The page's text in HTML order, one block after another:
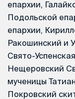
епархии,
Подольской
епархии,
Ракошинский и
Свято-
Нещеровский
мученицы
Покровский